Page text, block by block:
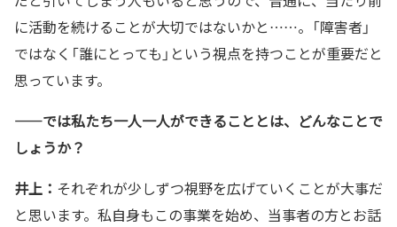
に活動を続けることが大切ではないかと……。「障害者」
ではなく「誰にとっても」という視点を持つことが重要だと
思っています。
——では私たち一人一人ができることとは、どんなことで
しょうか？
井上： それぞれが少しずつ視野を広げていくことが大事だ
と思います。私自身もこの事業を始め、当事者の方とお話